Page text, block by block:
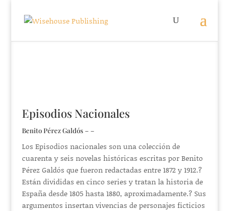
Episodios Nacionales
Benito Pérez Galdós – –
Los Episodios nacionales son una colección de
cuarenta y seis novelas históricas escritas por Benito
Pérez Galdós que fueron redactadas entre 1872 y 1912.?
Están divididas en cinco series y tratan la historia de
España desde 1805 hasta 1880, aproximadamente.? Sus
argumentos insertan vivencias de personajes ficticios